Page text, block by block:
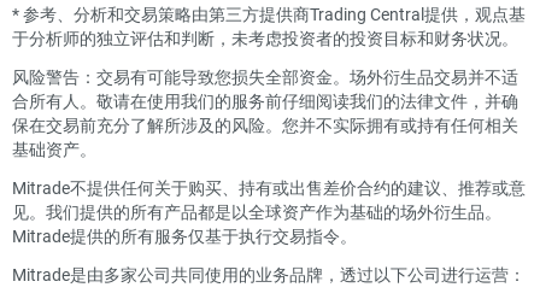
*参考、分析和交易策略由第三方提供商Trading Central提供，观点基
于分析师的独立评估和判断，未考虑投资者的投资目标和财务状况。
风险警告：交易有可能导致您损失全部资金。场外衍生品交易并不适
合所有人。敬请在使用我们的服务前仔细阅读我们的法律文件，并确
保在交易前充分了解所涉及的风险。您并不实际拥有或持有任何相关
基础资产。
Mitrade不提供任何关于购买、持有或出售差价合约的建议、推荐或意
见。我们提供的所有产品都是以全球资产作为基础的场外衍生品。
Mitrade提供的所有服务仅基于执行交易指令。
Mitrade是由多家公司共同使用的业务品牌，透过以下公司进行运营：